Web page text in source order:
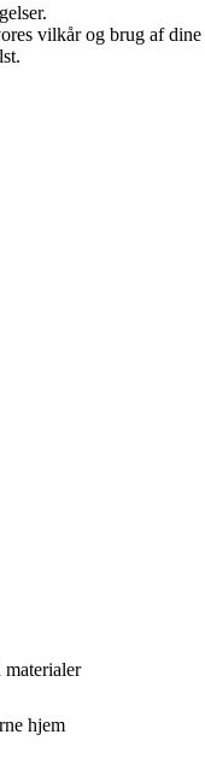
vilkår og brug af dine
materialer
hjem